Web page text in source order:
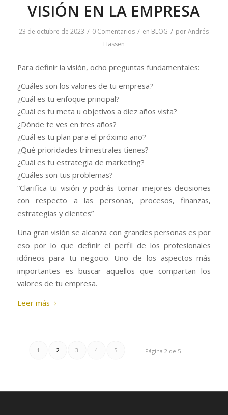
VISIÓN EN LA EMPRESA
23 de octubre de 2023 / 0 Comentarios / en BLOG / porAndrés
Hassen
Para definir la visión, ocho preguntas fundamentales:
¿Cuáles son los valores de tu empresa?
¿Cuál es tu enfoque principal?
¿Cuál es tu meta u objetivos a diez años vista?
¿Dónde te ves en tres años?
¿Cuál es tu plan para el próximo año?
¿Qué prioridades trimestrales tienes?
¿Cuál es tu estrategia de marketing?
¿Cuáles son tus problemas?
“Clarifica tu visión y podrás tomar mejores decisiones
con respecto a las personas, procesos, finanzas,
estrategias y clientes”
Una gran visión se alcanza con grandes personas es por
eso por lo que definir el perfil de los profesionales
idóneos para tu negocio. Uno de los aspectos más
importantes es buscar aquellos que compartan los
valores de tu empresa.
Leer más
Página 2 de 5
1 2 3 4 5